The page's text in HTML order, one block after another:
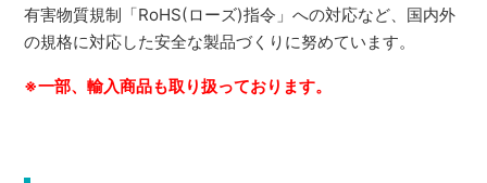
有害物質規制「RoHS(ローズ)指令」への対応など、国内外
の規格に対応した安全な製品づくりに努めています。
※一部、輸入商品も取り扱っております。